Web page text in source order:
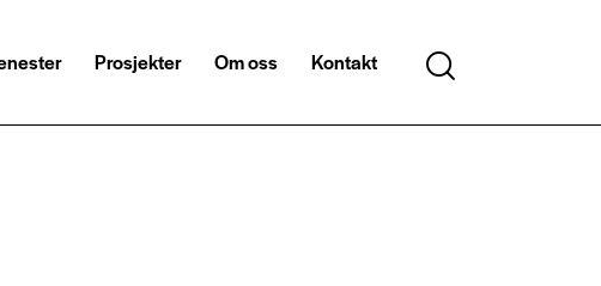
Prosjekter Om oss Kontakt